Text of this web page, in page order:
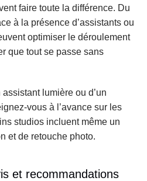
faire toute la différence. Du
à la présence d’assistants ou
optimiser le déroulement
que tout se passe sans
lumière ou d’un
vous à l’avance sur les
studios incluent même un
et de retouche photo.
et recommandations